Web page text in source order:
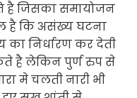
जिसका समायोजन
है कि असंख्य घटना
निर्धारण कर देती
है लेकिन पुर्ण रुप से
मे चलती नारी भी